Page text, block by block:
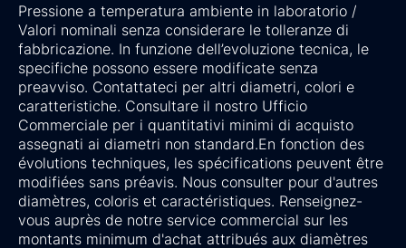
Pressione a temperatura ambiente in laboratorio /
Valori nominali senza considerare le tolleranze di
fabbricazione. In funzione dell’evoluzione tecnica, le
specifiche possono essere modificate senza
preavviso. Contattateci per altri diametri, colori e
caratteristiche. Consultare il nostro Ufficio
Commerciale per i quantitativi minimi di acquisto
assegnati ai diametri non standard.En fonction des
évolutions techniques, les spécifications peuvent être
modifiées sans préavis. Nous consulter pour d'autres
diamètres, coloris et caractéristiques. Renseignez-
vous auprès de notre service commercial sur les
montants minimum d'achat attribués aux diamètres